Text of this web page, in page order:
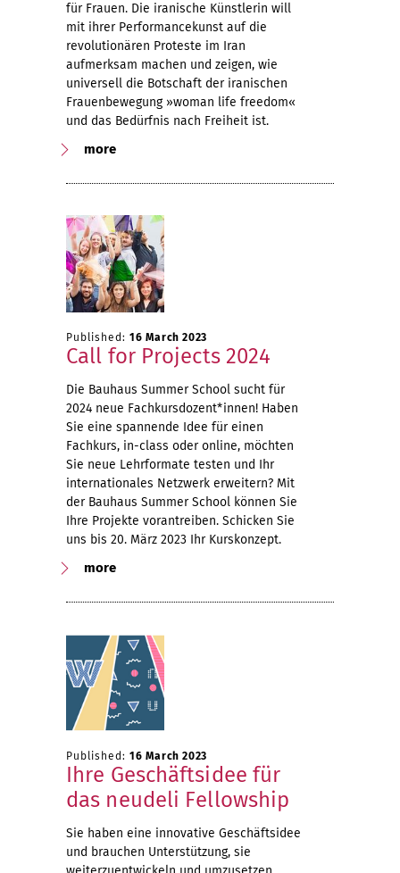
für Frauen. Die iranische Künstlerin will
mit ihrer Performancekunst auf die
revolutionären Proteste im Iran
aufmerksam machen und zeigen, wie
universell die Botschaft der iranischen
Frauenbewegung »woman life freedom«
und das Bedürfnis nach Freiheit ist.
more
Published: 16 March 2023
Call for Projects 2024
Die Bauhaus Summer School sucht für
2024 neue Fachkursdozent*innen! Haben
Sie eine spannende Idee für einen
Fachkurs, in-class oder online, möchten
Sie neue Lehrformate testen und Ihr
internationales Netzwerk erweitern? Mit
der Bauhaus Summer School können Sie
Ihre Projekte vorantreiben. Schicken Sie
uns bis 20. März 2023 Ihr Kurskonzept.
more
Published: 16 March 2023
Ihre Geschäftsidee für
das neudeli Fellowship
Sie haben eine innovative Geschäftsidee
und brauchen Unterstützung, sie